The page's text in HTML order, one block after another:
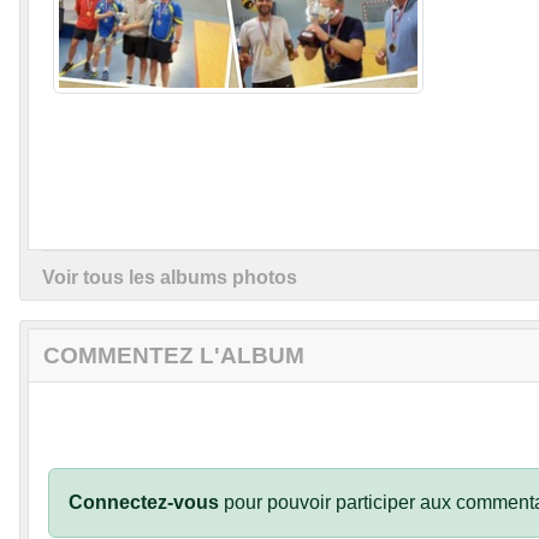
Voir tous les albums photos
COMMENTEZ L'ALBUM
Connectez-vous pour pouvoir participer aux